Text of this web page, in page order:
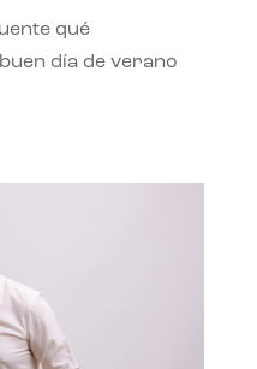
qué
día de verano